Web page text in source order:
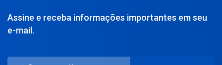
Assine e receba informações importantes em seu
e-mail.